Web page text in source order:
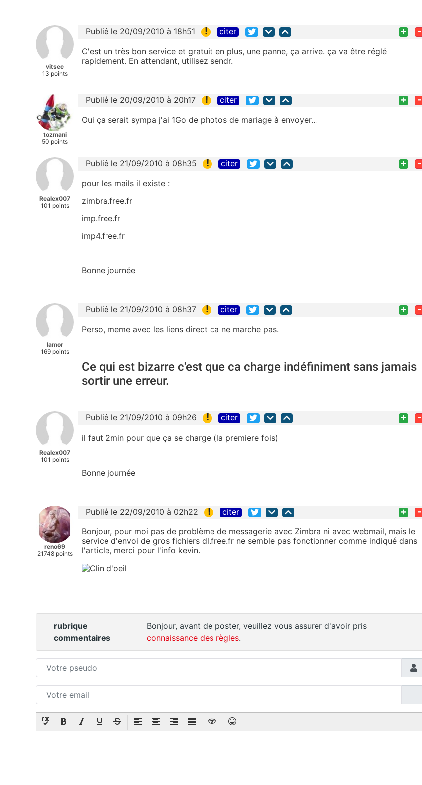
vitsec
13 points
Publié le 20/09/2010 à 18h51 ! citer + -
C'est un très bon service et gratuit en plus, une panne, ça arrive. ça va être réglé
rapidement. En attendant, utilisez sendr.
tozmani
50 points
Publié le 20/09/2010 à 20h17 ! citer + -
Oui ça serait sympa j'ai 1Go de photos de mariage à envoyer...
Realex007
101 points
Publié le 21/09/2010 à 08h35 ! citer + -
pour les mails il existe :
zimbra.free.fr
imp.free.fr
imp4.free.fr
Bonne journée
lamor
169 points
Publié le 21/09/2010 à 08h37 ! citer + -
Perso, meme avec les liens direct ca ne marche pas.
Ce qui est bizarre c'est que ca charge indéfiniment sans jamais
sortir une erreur.
Realex007
101 points
Publié le 21/09/2010 à 09h26 ! citer + -
il faut 2min pour que ça se charge (la premiere fois)
Bonne journée
reno69
21748 points
Publié le 22/09/2010 à 02h22 ! citer + -
Bonjour, pour moi pas de problème de messagerie avec Zimbra ni avec webmail, mais le
service d'envoi de gros fichiers dl.free.fr ne semble pas fonctionner comme indiqué dans
l'article, merci pour l'info kevin.
rubrique
commentaires
Bonjour, avant de poster, veuillez vous assurer d'avoir pris
connaissance des règles.